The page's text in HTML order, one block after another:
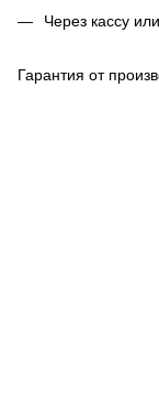
Через кассу
Гарантия от